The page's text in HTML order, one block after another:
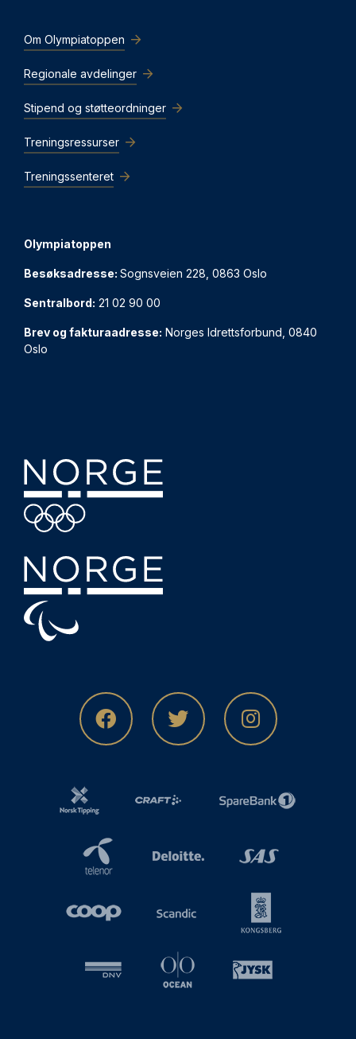
Om Olympiatoppen
Regionale avdelinger
Stipend og støtteordninger
Treningsressurser
Treningssenteret
Olympiatoppen
Besøksadresse: Sognsveien 228, 0863 Oslo
Sentralbord: 21 02 90 00
Brev og fakturaadresse: Norges Idrettsforbund, 0840
Oslo